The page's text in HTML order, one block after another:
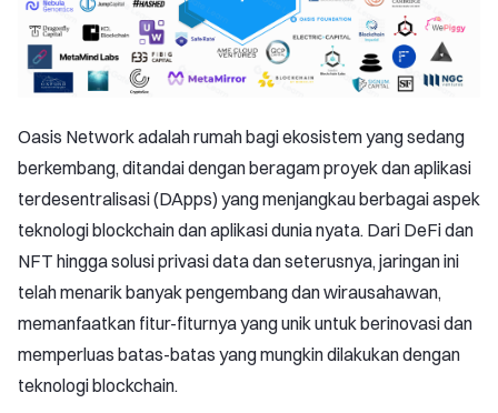
Oasis Network adalah rumah bagi ekosistem yang sedang
berkembang, ditandai dengan beragam proyek dan aplikasi
terdesentralisasi (DApps) yang menjangkau berbagai aspek
teknologi blockchain dan aplikasi dunia nyata. Dari DeFi dan
NFT hingga solusi privasi data dan seterusnya, jaringan ini
telah menarik banyak pengembang dan wirausahawan,
memanfaatkan fitur-fiturnya yang unik untuk berinovasi dan
memperluas batas-batas yang mungkin dilakukan dengan
teknologi blockchain.